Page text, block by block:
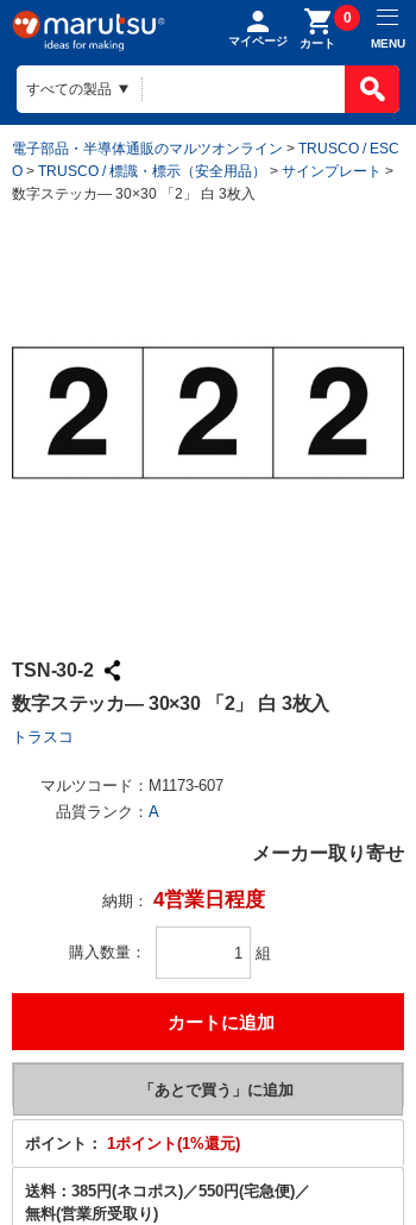
マイページ カート
0
MENU
電子部品・半導体通販のマルツオンライン > TRUSCO / ESC
O > TRUSCO / 標識・標示（安全用品） > サインプレート >
数字ステッカ— 30×30 「2」 白 3枚入
TSN-30-2
数字ステッカ— 30×30 「2」 白 3枚入
トラスコ
マルツコード： M1173-607
品質ランク： A
メーカー取り寄せ
納期： 4営業日程度
購入数量 組
ポイント： 1ポイント(1%還元)
送料： 385円(ネコポス)／550円(宅急便)／
無料(営業所受取り)